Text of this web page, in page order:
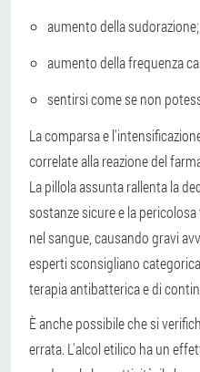
aumento della sudorazione;
aumento della frequenza
sentirsi come se non
La comparsa e
correlate alla reazione del
La pillola assunta rallenta la
sostanze sicure e la
nel sangue, causando gravi
esperti sconsigliano
terapia antibatterica e di
È anche possibile che si
errata. L'alcol etilico ha un